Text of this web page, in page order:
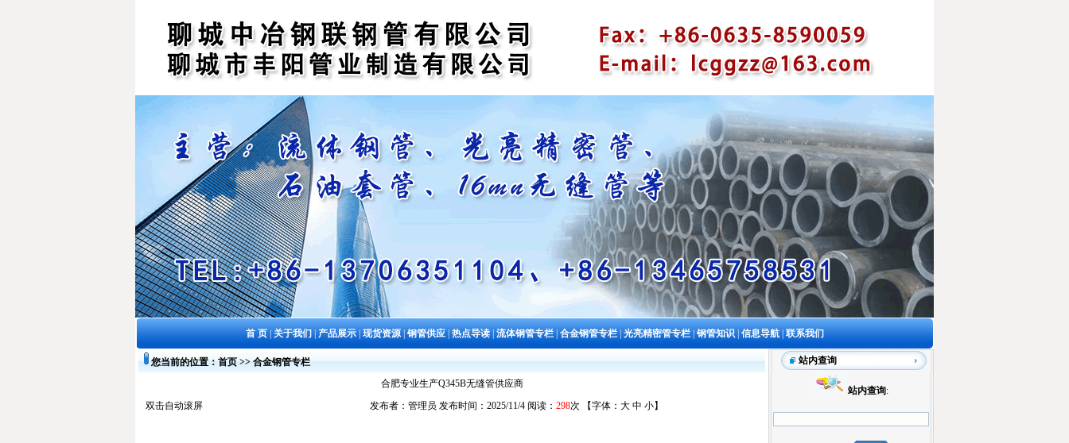
首 页|关于我们|产品展示|现货资源|钢管供应|热点导读|流体钢管专栏|合金钢管专栏|光亮精密管专栏|钢管知识|信息导航 |联系我们
您当前的位置：首页>>合金钢管专栏
合肥专业生产Q345B无缝管供应商
双击自动滚屏
发布者：管理员 发布时间：2025/11/4 阅读： 298次 【字体： 大 中 小】
站内查询
站内查询: